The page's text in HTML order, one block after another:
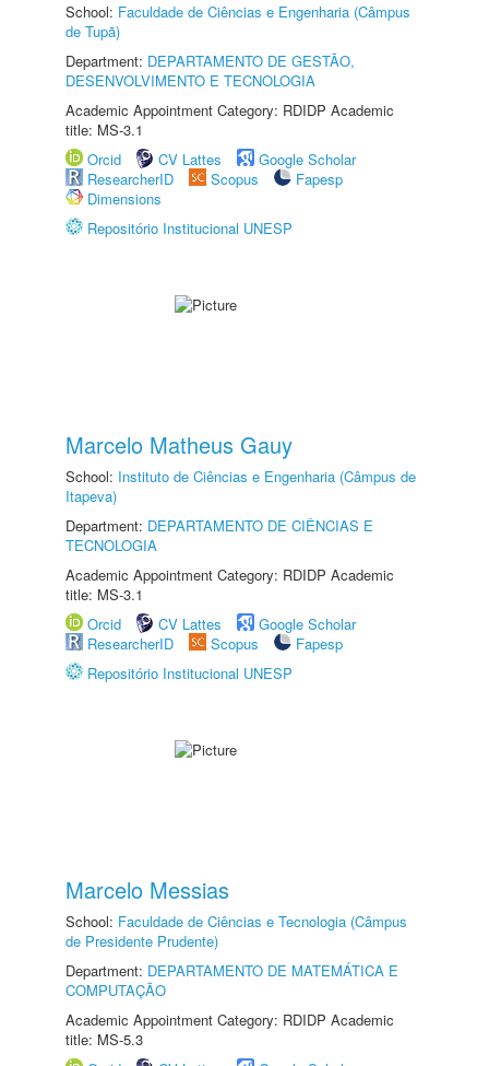
School: Faculdade de Ciências e Engenharia (Câmpus
de Tupã)
Department: DEPARTAMENTO DE GESTÃO,
DESENVOLVIMENTO E TECNOLOGIA
Academic Appointment Category: RDIDP Academic
title: MS-3.1
Orcid
CV Lattes
Google Scholar
ResearcherID
Scopus
Fapesp
Dimensions
Repositório Institucional UNESP
Marcelo Matheus Gauy
School: Instituto de Ciências e Engenharia (Câmpus de
Itapeva)
Department: DEPARTAMENTO DE CIÊNCIAS E
TECNOLOGIA
Academic Appointment Category: RDIDP Academic
title: MS-3.1
Orcid
CV Lattes
Google Scholar
ResearcherID
Scopus
Fapesp
Repositório Institucional UNESP
Marcelo Messias
School: Faculdade de Ciências e Tecnologia (Câmpus
de Presidente Prudente)
Department: DEPARTAMENTO DE MATEMÁTICA E
COMPUTAÇÃO
Academic Appointment Category: RDIDP Academic
title: MS-5.3